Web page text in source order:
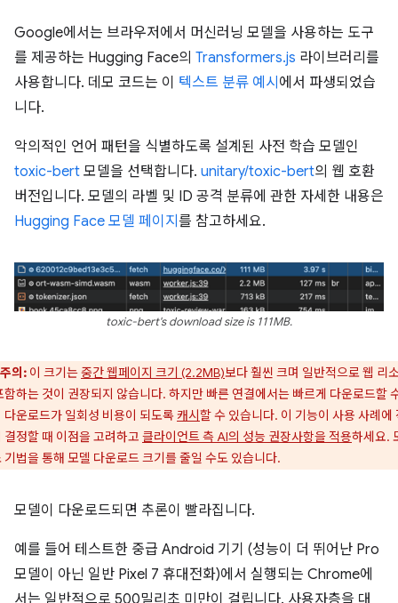
Google에서는 브라우저에서 머신러닝 모델을 사용하는 도구
를 제공하는 Hugging Face의 Transformers.js 라이브러리를
사용합니다. 데모 코드는 이 텍스트 분류 예시 에서 파생되었습
니다.
악의적인 언어 패턴을 식별하도록 설계된 사전 학습 모델인
toxic-bert 모델을 선택합니다. unitary/toxic-bert의 웹 호환
버전입니다. 모델의 라벨 및 ID 공격 분류에 관한 자세한 내용은
Hugging Face 모델 페이지 를 참고하세요.
toxic-bert's download size is 111MB.
주의: 이 크기는중간 웹페이지 크기 (2.2MB)보다 훨씬 크며 일반적으로 웹 리
함하는 것이 권장되지 않습니다. 하지만 빠른 연결에서는 빠르게 다운로드할
다운로드가 일회성 비용이 되도록캐시할 수 있습니다. 이 기능이 사용 사례에
결정할 때 이점을 고려하고 클라이언트 측 AI의 성능 권장사항을 적용하세요.
기법을 통해 모델 다운로드 크기를 줄일 수도 있습니다.
모델이 다운로드되면 추론이 빨라집니다.
예를 들어 테스트한 중급 Android 기기 (성능이 더 뛰어난 Pro
모델이 아닌 일반 Pixel 7 휴대전화)에서 실행되는 Chrome에